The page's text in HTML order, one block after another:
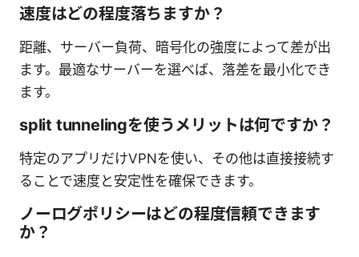
速度はどの程度落ちますか？
距離、サーバー負荷、暗号化の強度によって差が出
ます。最適なサーバーを選べば、落差を最小化でき
ます。
split tunnelingを使うメリットは何ですか？
特定のアプリだけVPNを使い、その他は直接接続す
ることで速度と安定性を確保できます。
ノーログポリシーはどの程度信頼できます
か？